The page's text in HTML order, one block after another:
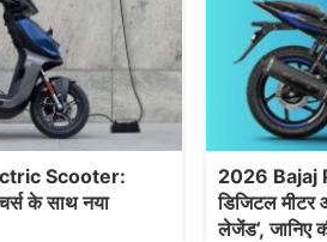
Scooter:
के साथ नया
2026 Bajaj
डिजिटल मीटर
लेजेंड’, जानिए